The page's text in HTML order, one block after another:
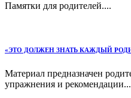
Памятки для родителей....
«ЭТО ДОЛЖЕН ЗНАТЬ КАЖДЫЙ
Материал предназначен
упражнения и